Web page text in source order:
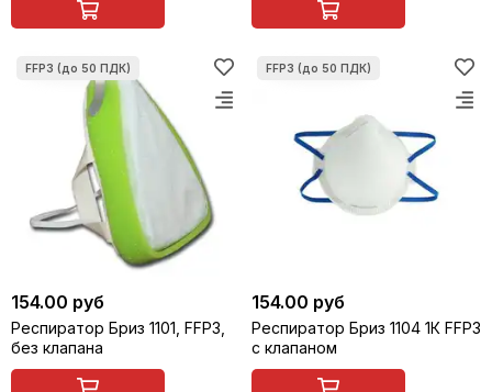
154.00 руб
Респиратор Бриз 1101, FFP3,
без клапана
154.00 руб
Респиратор Бриз 1104 1К FFP3
с клапаном